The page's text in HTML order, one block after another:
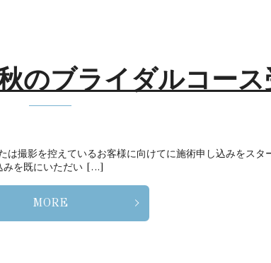
のブライダルコース
撮影を控えているお客様に向けてに施術申し込みをスタ
みを既にいただい […]
MORE